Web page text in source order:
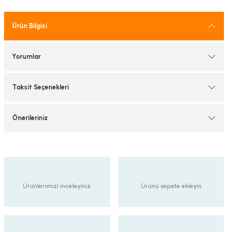
Ürün Bilgisi
Yorumlar
Taksit Seçenekleri
Önerileriniz
Ürünlerimizi inceleyiniz. Ürünü sepete ekleyin